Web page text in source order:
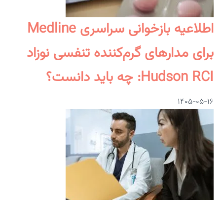
اطلاعیه بازخوانی سراسری Medline
برای مدارهای گرم‌کننده تنفسی نوزاد
Hudson RCI: چه باید دانست؟
۱۴۰۵-۰۵-۱۶